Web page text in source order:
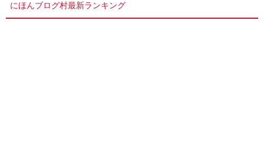
にほんブログ村最新ランキング